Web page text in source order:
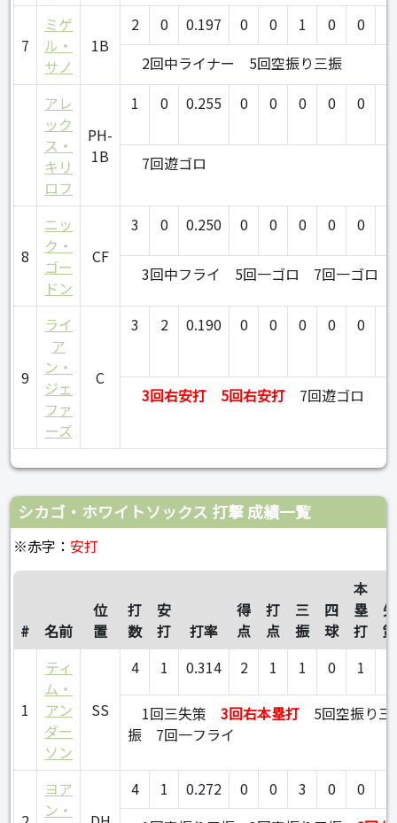
7
ミゲ
ル・
サノ
1B
2 0 0.197 0 0 1 0 0
2回中ライナー
5回空振り三振
アレ
ック
ス・
キリ
ロフ
PH-
1B
1 0 0.255 0 0 0 0 0
7回遊ゴロ
8
ニッ
ク・
ゴー
ドン
CF
3 0 0.250 0 0 0 0 0
3回中フライ 5回一ゴロ 7回一ゴロ
9
ライ
ア
ン・
ジェ
ファ
ーズ
C
3 2 0.190 0 0 0 0 0
3回右安打 5回右安打 7回遊ゴロ
シカゴ・ホワイトソックス 打撃 成績一覧
※赤字：安打
# 名前
位
置
打
数
安
打
打率
得
点
打
点
三
振
四
球
本
塁
打
失
策
1
ティ
ム・
アン
ダー
ソン
SS
4 1 0.314 2 1 1 0 1
1回三失策 3回右本塁打
5回空振り三
振
7回一フライ
ヨア
ン・
4 1 0.272 0 0 3 0 0